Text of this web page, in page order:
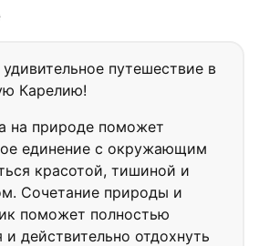
путешествие в
Карелию!
на природе поможет
единение с окружающим
красотой, тишиной и
Сочетание природы и
поможет полностью
и действительно отдохнуть